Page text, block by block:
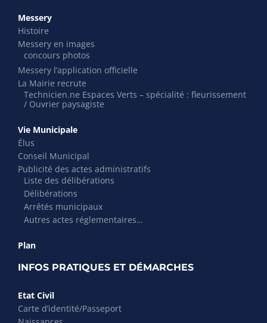
Messery
Histoire
Messery en images
concours photos
Messery l’application officielle
La Mairie recrute
Technicien.ne Espaces Verts – spécialité : fleurissement
/ Ouvrier paysagiste
Vie Municipale
Élus
Conseil Municipal
Publicité des actes administratifs
Liste des délibérations
Délibérations
Arrêtés municipaux
Autres actes réglementaires…
Plan
INFOS PRATIQUES ET DÉMARCHES
Etat Civil
Carte d’identité/Passeport